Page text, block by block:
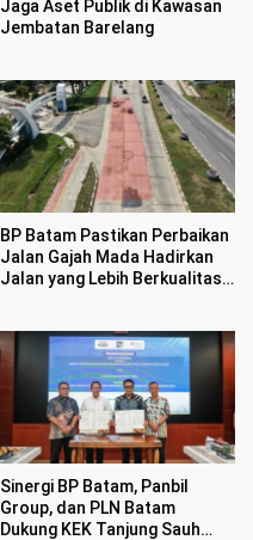
Jaga Aset Publik di Kawasan
Jembatan Barelang
BP Batam Pastikan Perbaikan
Jalan Gajah Mada Hadirkan
Jalan yang Lebih Berkualitas
Sinergi BP Batam, Panbil
Group, dan PLN Batam
Dukung KEK Tanjung Sauh